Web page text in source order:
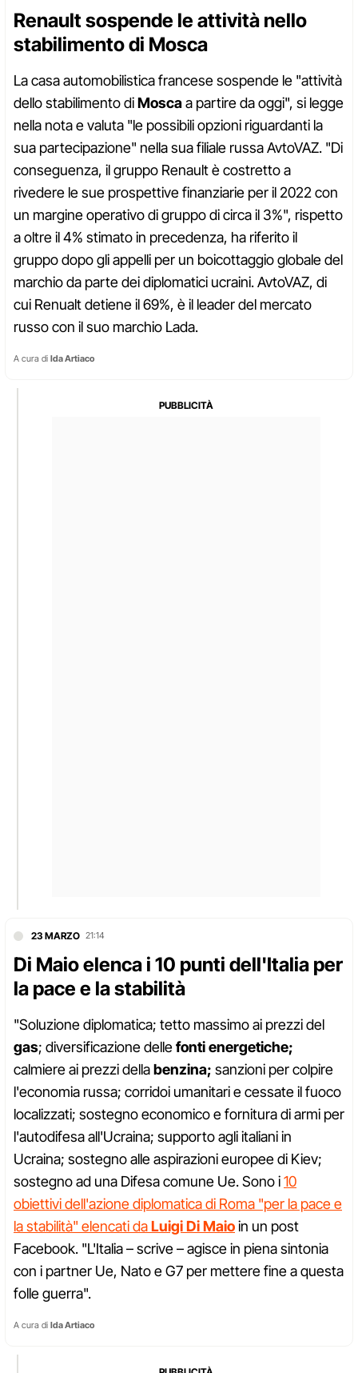
Renault sospende le attività nello
stabilimento di Mosca
La casa automobilistica francese sospende le "attività
dello stabilimento diMoscaa partire da oggi", si legge
nella nota e valuta "le possibili opzioni riguardanti la
sua partecipazione" nella sua filiale russa AvtoVAZ. "Di
conseguenza, il gruppo Renault è costretto a
rivedere le sue prospettive finanziarie per il 2022 con
un margine operativo di gruppo di circa il 3%", rispetto
a oltre il 4% stimato in precedenza, ha riferito il
gruppo dopo gli appelli per un boicottaggio globale del
marchio da parte dei diplomatici ucraini. AvtoVAZ, di
cui Renualt detiene il 69%, è il leader del mercato
russo con il suo marchio Lada.
A cura di Ida Artiaco
23 MARZO 21:14
Di Maio elenca i 10 punti dell'Italia per
la pace e la stabilità
"Soluzione diplomatica; tetto massimo ai prezzi del
gas; diversificazione dellefonti energetiche;
calmiere ai prezzi dellabenzina; sanzioni per colpire
l'economia russa; corridoi umanitari e cessate il fuoco
localizzati; sostegno economico e fornitura di armi per
l'autodifesa all'Ucraina; supporto agli italiani in
Ucraina; sostegno alle aspirazioni europee di Kiev;
sostegno ad una Difesa comune Ue. Sono i10
obiettivi dell'azione diplomatica di Roma "per la pace e
la stabilità" elencati daLuigi Di Maioin un post
Facebook. "L'Italia – scrive – agisce in piena sintonia
con i partner Ue, Nato e G7 per mettere fine a questa
folle guerra".
A cura di Ida Artiaco